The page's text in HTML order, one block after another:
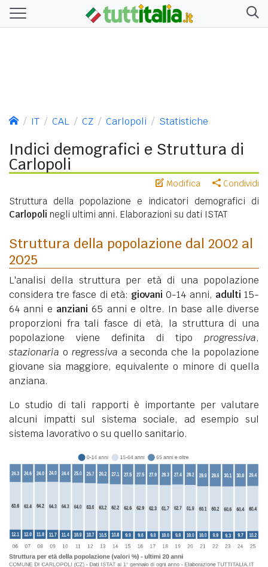
IT CAL CZ Carlopoli Statistiche
Indici demografici e Struttura di
Carlopoli
Modifica Condividi
Struttura della popolazione e indicatori demografici di
Carlopoli negli ultimi anni. Elaborazioni su dati ISTAT
Struttura della popolazione dal 2002 al
2025
L'analisi della struttura per età di una popolazione
considera tre fasce di età: giovani 0-14 anni, adulti 15-
64 anni e anziani 65 anni e oltre. In base alle diverse
proporzioni fra tali fasce di età, la struttura di una
popolazione viene definita di tipo progressiva,
stazionaria o regressiva a seconda che la popolazione
giovane sia maggiore, equivalente o minore di quella
anziana.
Lo studio di tali rapporti è importante per valutare
alcuni impatti sul sistema sociale, ad esempio sul
sistema lavorativo o su quello sanitario.